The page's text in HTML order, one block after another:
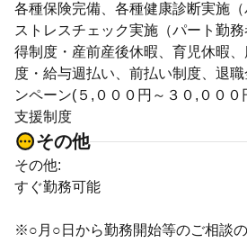
各種保険完備、各種健康診断実施（
ストレスチェック実施（パート勤
得制度・産前産後休暇、育児休暇
度・給与週払い、前払い制度、退
ンペーン(５,０００円～３０,００
支援制度
その他
その他:
すぐ勤務可能
※○月○日から勤務開始等のご相談